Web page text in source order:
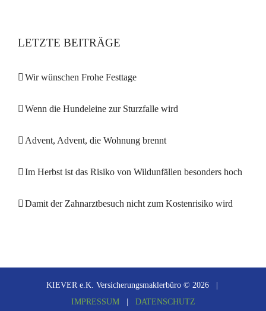
LETZTE BEITRÄGE
Wir wünschen Frohe Festtage
Wenn die Hundeleine zur Sturzfalle wird
Advent, Advent, die Wohnung brennt
Im Herbst ist das Risiko von Wildunfällen besonders hoch
Damit der Zahnarztbesuch nicht zum Kostenrisiko wird
KIEVER e.K. Versicherungsmaklerbüro © 2026 |
IMPRESSUM| DATENSCHUTZ